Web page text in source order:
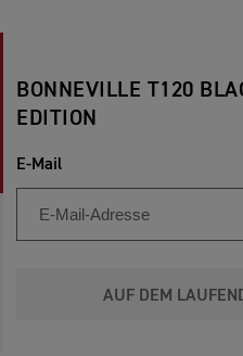
BONNEVILLE T120
EDITION
E-Mail
AUF DEM